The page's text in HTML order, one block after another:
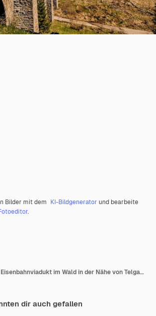
Bilder mit dem KI-Bildgenerator und bearbeite
.
Historischer Eisenbahnviadukt im Wald in der Nähe von Telgart in der Slowakei Chmarossky-Viadukt Slowakei-Landschaft
dir auch gefallen